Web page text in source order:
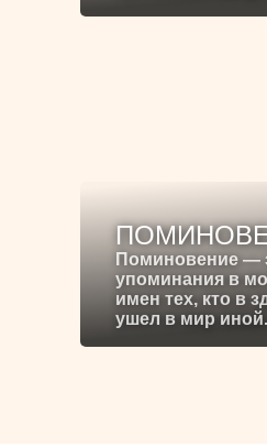
Поминовение —
упоминания в
имен тех, кто в
ушел в мир иной.